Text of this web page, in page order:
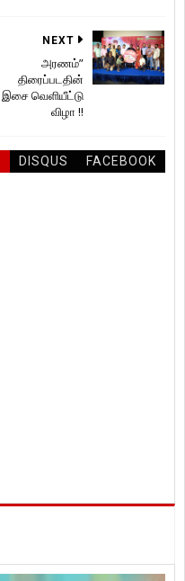
NEXT
அரணம்”
திரைப்படதின்
இசை வெளியீட்டு
விழா !!
DISQUS FACEBOOK